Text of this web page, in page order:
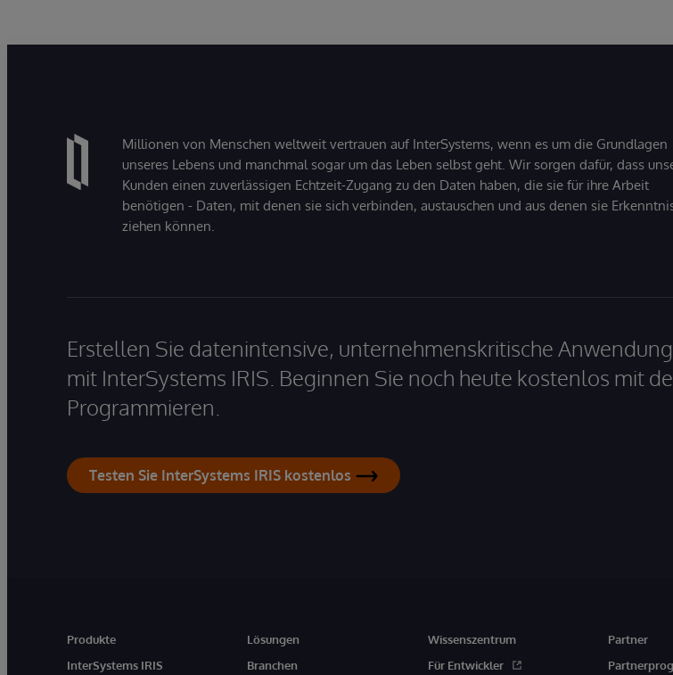
Millionen von Menschen weltweit vertrauen auf InterSystems, wenn es um die Grundlagen
unseres Lebens und manchmal sogar um das Leben selbst geht. Wir sorgen dafür, dass
Kunden einen zuverlässigen Echtzeit-Zugang zu den Daten haben, die sie für ihre Arbeit
benötigen - Daten, mit denen sie sich verbinden, austauschen und aus denen sie
ziehen können.
Erstellen Sie datenintensive, unternehmenskritische
mit InterSystems IRIS. Beginnen Sie noch heute kostenlos mit
Programmieren.
Testen Sie InterSystems IRIS kostenlos
Produkte
InterSystems IRIS
Lösungen
Branchen
Wissenszentrum
Für Entwickler
Partner